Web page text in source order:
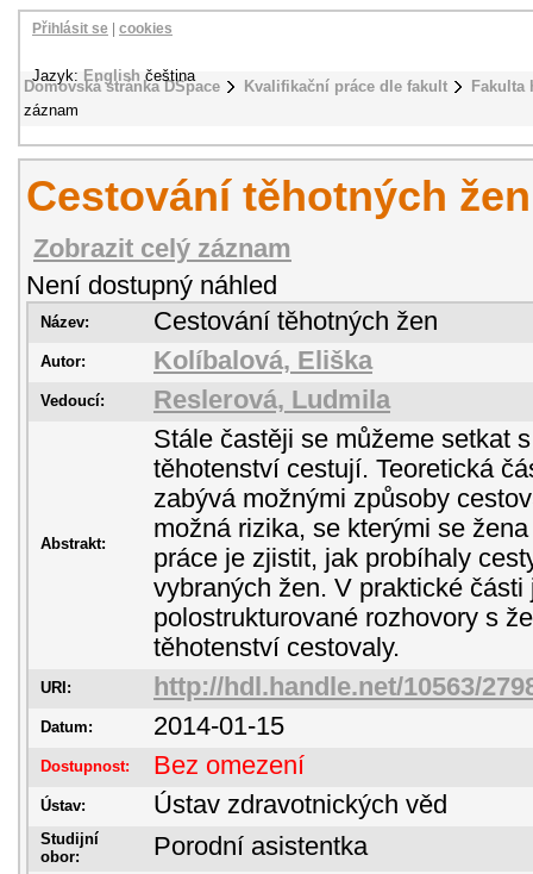
Domovská stránka DSpace Kvalifikační práce dle fakult
záznam
Přihlásit se cookies
Jazyk: English čeština
Cestování těhotných žen
Zobrazit celý záznam
Není dostupný náhled
Název: Cestování těhotných žen
Autor: Kolíbalová, Eliška
Vedoucí: Reslerová, Ludmila
Abstrakt:
Stále častěji se můžeme setkat
těhotenství cestují. Teoretická
zabývá možnými způsoby
možná rizika, se kterými se
práce je zjistit, jak probíhaly
vybraných žen. V praktické části
polostrukturované rozhovory s
těhotenství cestovaly.
URI: http://hdl.handle.net/10563/
Datum: 2014-01-15
Dostupnost: Bez omezení
Ústav: Ústav zdravotnických věd
Studijní
obor:
Porodní asistentka